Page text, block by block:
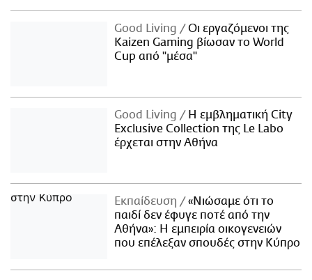
Good Living
Οι εργαζόμενοι της
Kaizen Gaming βίωσαν το World
Cup από "μέσα"
Good Living
Η εμβληματική City
Exclusive Collection της Le Labo
έρχεται στην Αθήνα
Εκπαίδευση
«Νιώσαμε ότι το
παιδί δεν έφυγε ποτέ από την
Αθήνα»: Η εμπειρία οικογενειών
που επέλεξαν σπουδές στην Κύπρο